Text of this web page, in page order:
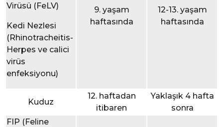
Virüsü (FeLV)
Kedi Nezlesi
(Rhinotracheitis-
Herpes ve calici
virüs
enfeksiyonu)
9. yaşam
haftasında
12-13. yaşam
haftasında
Kuduz
12. haftadan
itibaren
Yaklaşık 4 hafta
sonra
FIP (Feline